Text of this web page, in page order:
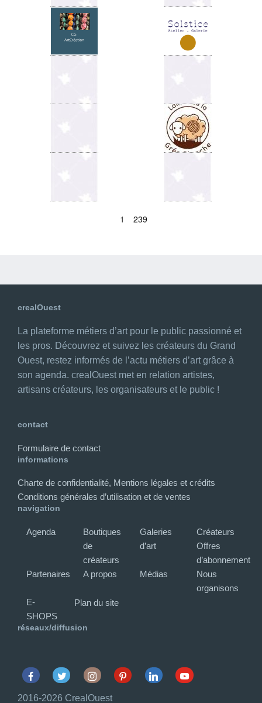
1 239
crealOuest
La plateforme métiers d’art pour le public passionné et
les pros. Découvrez et suivez les créateurs du Grand
Ouest, restez informés de l’actu métiers d’art grâce à
son agenda. crealOuest met en relation artistes,
artisans créateurs, les organisateurs et le public !
contact
Formulaire de contact
informations
Charte de confidentialité, Mentions légales et crédits
Conditions générales d’utilisation et de ventes
navigation
Agenda
Boutiques
de
créateurs
Galeries
d’art
Créateurs
Offres
d’abonnement
Partenaires
A propos Médias
Nous
organisons
E-
SHOPS
Plan du site
réseaux/diffusion
FacebookTwitter InstagramPinterest
2016-2026 CrealOuest